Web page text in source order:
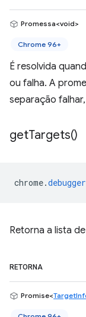
Promessa<void>
Chrome 96+
É resolvida
ou falha. A
separação
getTargets()
chrome.debugger
Retorna a lista
RETORNA
Promise<